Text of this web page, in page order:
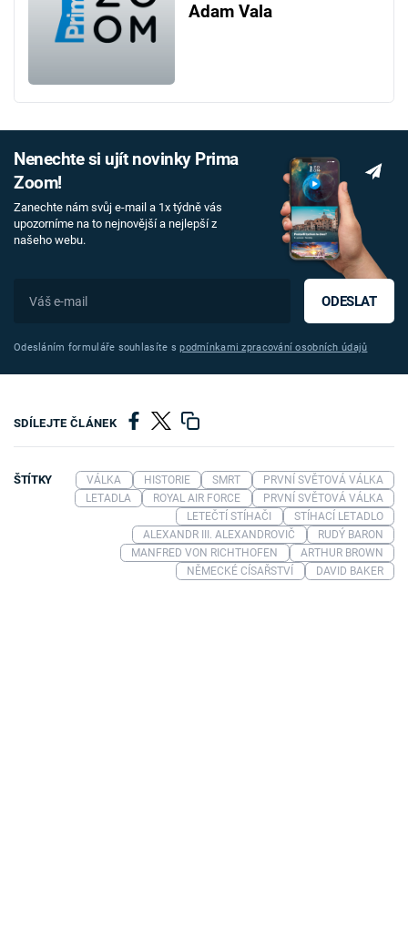
Adam Vala
Nenechte si ujít novinky Prima
Zoom!
Zanechte nám svůj e-mail a 1x týdně vás
upozorníme na to nejnovější a nejlepší z
našeho webu.
ODESLAT
Odesláním formuláře souhlasíte spodmínkami zpracování osobních údajů
SDÍLEJTE ČLÁNEK
ŠTÍTKY VÁLKA HISTORIE SMRT
PRVNÍ SVĚTOVÁ VÁLKA
LETADLA
ROYAL AIR FORCE
PRVNÍ SVĚTOVÁ VÁLKA
LETEČTÍ STÍHAČI
STÍHACÍ LETADLO
ALEXANDR III. ALEXANDROVIČ
RUDÝ BARON
MANFRED VON RICHTHOFEN
ARTHUR BROWN
NĚMECKÉ CÍSAŘSTVÍ
DAVID BAKER